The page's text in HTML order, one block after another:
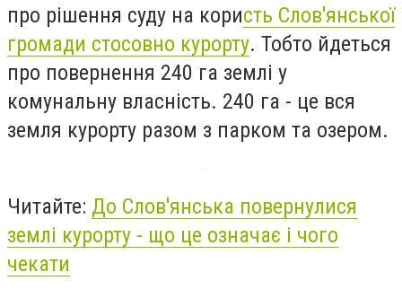
про рішення суду на користь Слов'янської
громади стосовно курорту. Тобто йдеться
про повернення 240 га землі у
комунальну власність. 240 га - це вся
земля курорту разом з парком та озером.
Читайте: До Слов'янська повернулися
землі курорту - що це означає і чого
чекати